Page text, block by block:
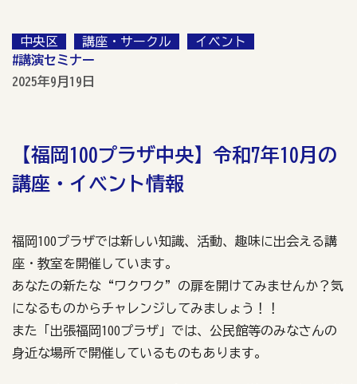
中央区 講座・サークル
イベント
#講演セミナー
2025年9月19日
【福岡100プラザ中央】令和7年10月の
講座・イベント情報
福岡100プラザでは新しい知識、活動、趣味に出会える講
座・教室を開催しています。
あなたの新たな“ワクワク”の扉を開けてみませんか？気
になるものからチャレンジしてみましょう！！
また「出張福岡100プラザ」では、公民館等のみなさんの
身近な場所で開催しているものもあります。